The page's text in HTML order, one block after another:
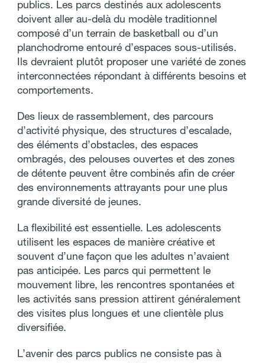
publics. Les parcs destinés aux adolescents
doivent aller au-delà du modèle traditionnel
composé d’un terrain de basketball ou d’un
planchodrome entouré d’espaces sous-utilisés.
Ils devraient plutôt proposer une variété de zones
interconnectées répondant à différents besoins et
comportements.
Des lieux de rassemblement, des parcours
d’activité physique, des structures d’escalade,
des éléments d’obstacles, des espaces
ombragés, des pelouses ouvertes et des zones
de détente peuvent être combinés afin de créer
des environnements attrayants pour une plus
grande diversité de jeunes.
La flexibilité est essentielle. Les adolescents
utilisent les espaces de manière créative et
souvent d’une façon que les adultes n’avaient
pas anticipée. Les parcs qui permettent le
mouvement libre, les rencontres spontanées et
les activités sans pression attirent généralement
des visites plus longues et une clientèle plus
diversifiée.
L’avenir des parcs publics ne consiste pas à